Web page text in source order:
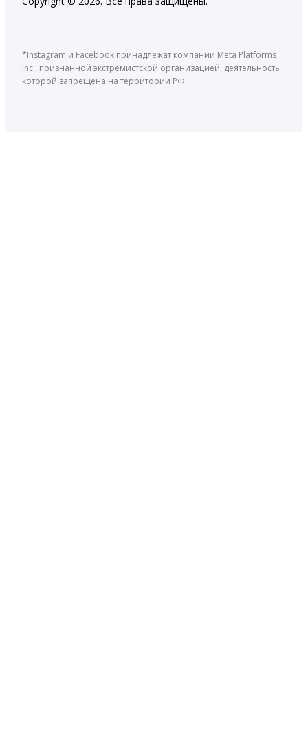
*Instagram и Facebook принадлежат компании Meta Platforms
Inc., признанной экстремистской организацией, деятельность
которой запрещена на территории РФ.